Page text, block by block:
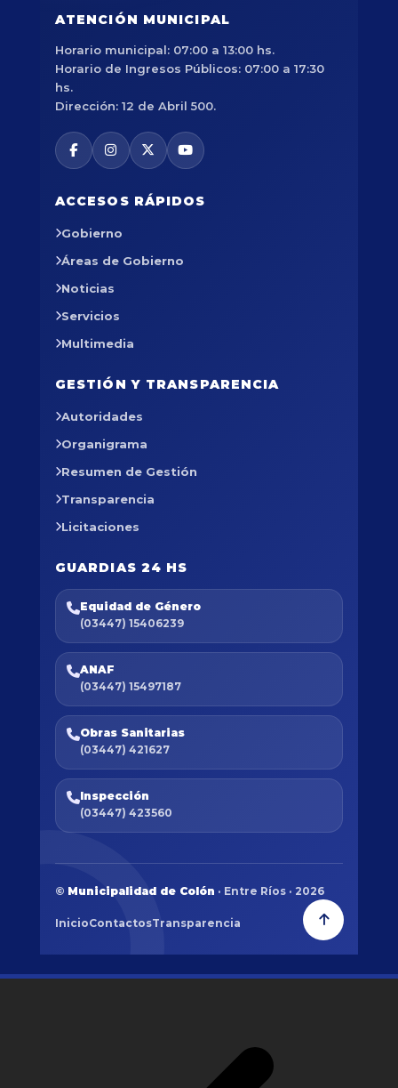
ATENCIÓN MUNICIPAL
Horario municipal: 07:00 a 13:00 hs.
Horario de Ingresos Públicos: 07:00 a 17:30
hs.
Dirección: 12 de Abril 500.
ACCESOS RÁPIDOS
Gobierno
Áreas de Gobierno
Noticias
Servicios
Multimedia
GESTIÓN Y TRANSPARENCIA
Autoridades
Organigrama
Resumen de Gestión
Transparencia
Licitaciones
GUARDIAS 24 HS
Equidad de Género
(03447) 15406239
ANAF
(03447) 15497187
Obras Sanitarias
(03447) 421627
Inspección
(03447) 423560
© Municipalidad de Colón · Entre Ríos · 2026
InicioContactosTransparencia